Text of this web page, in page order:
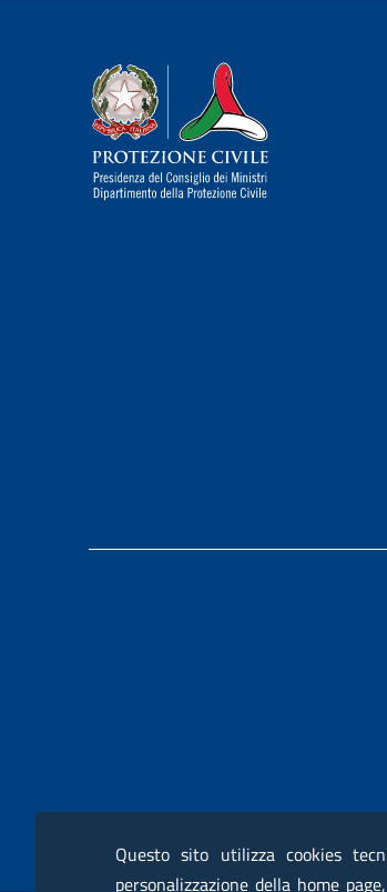
Dipartimento della
Questo sito utilizza cookies
personalizzazione della home